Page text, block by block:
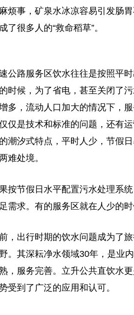
烦事，矿泉水冰凉容易引发肠
了很多人的“救命稻草”。
公路服务区饮水往往是按照平
时候，为了省电，甚至关闭了
多，流动人口加大的情况下，
仅是技术和标准的问题，还有
潮汐式特点， 平时人少，节假
难处境。
按节假日水平配置污水处理系统
需求。有的服务区就在人少的
，出行时期的饮水问题成为了旅
。其深耘净水领域30年，是业
，服务完善。立升公共直饮水
受到了广泛的应用和认可。